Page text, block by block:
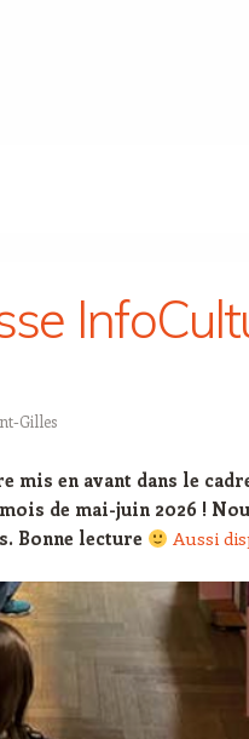
Gilles
mis en avant dans le
de mai-juin 2026 !
Bonne lecture
Aussi